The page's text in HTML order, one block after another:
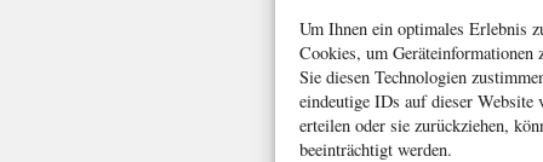
Um Ihnen ein optimales Erlebnis
Cookies, um Geräteinformationen
Sie diesen Technologien
eindeutige IDs auf dieser
erteilen oder sie zurückziehen,
beeinträchtigt werden.